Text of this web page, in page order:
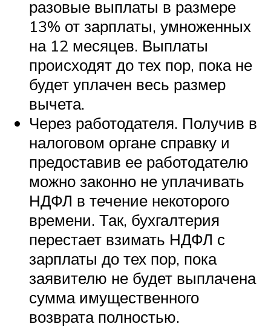
разовые выплаты в размере
13% от зарплаты, умноженных
на 12 месяцев. Выплаты
происходят до тех пор, пока не
будет уплачен весь размер
вычета.
Через работодателя. Получив в
налоговом органе справку и
предоставив ее работодателю
можно законно не уплачивать
НДФЛ в течение некоторого
времени. Так, бухгалтерия
перестает взимать НДФЛ с
зарплаты до тех пор, пока
заявителю не будет выплачена
сумма имущественного
возврата полностью.